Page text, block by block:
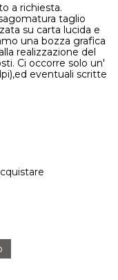
a richiesta.
taglio
su carta lucida e
una bozza grafica
realizzazione del
Ci occorre solo un'
eventuali scritte